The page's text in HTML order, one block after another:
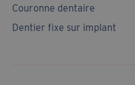
Couronne dentaire
Dentier fixe sur implant